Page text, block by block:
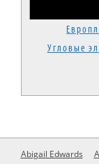
Угловые
Abigail Edwards